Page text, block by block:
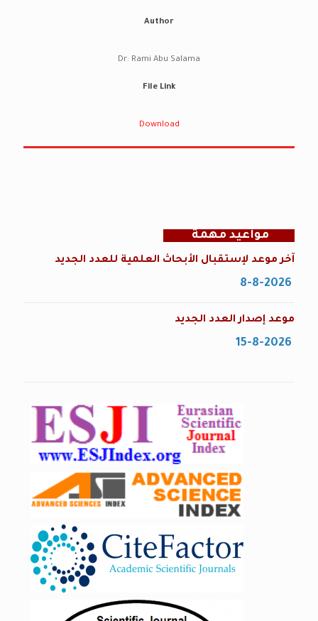
Author
Dr: Rami Abu Salama
File Link
Download
مواعيد مهمة
آخر موعد لإستقبال الأبحاث العلمية للعدد الجديد
موعد إصدار العدد الجديد